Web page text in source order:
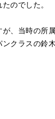
のでした。
が、当時の所
クラスの鈴